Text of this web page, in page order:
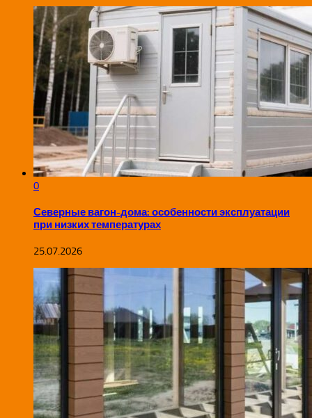
0
Северные вагон-дома: особенности эксплуатации
при низких температурах
25.07.2026